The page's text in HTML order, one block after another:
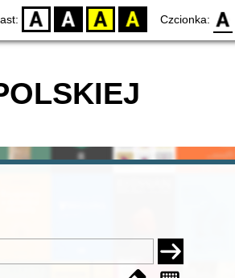
D BW YB BY Czcionka: F0